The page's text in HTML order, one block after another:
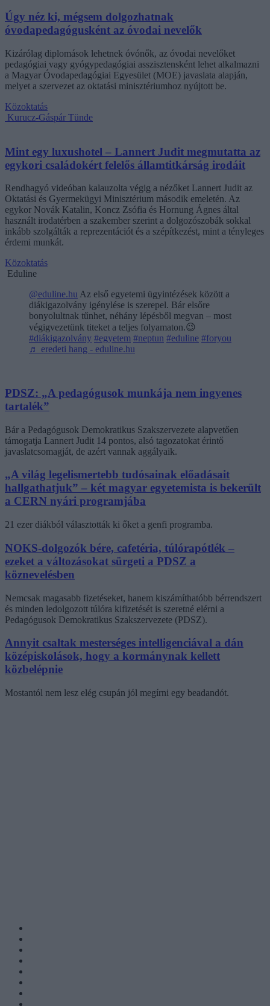
Úgy néz ki, mégsem dolgozhatnak
óvodapedagógusként az óvodai nevelők
Kizárólag diplomások lehetnek óvónők, az óvodai nevelőket
pedagógiai vagy gyógypedagógiai asszisztensként lehet alkalmazni
a Magyar Óvodapedagógiai Egyesület (MOE) javaslata alapján,
melyet a szervezet az oktatási minisztériumhoz nyújtott be.
Közoktatás
Kurucz-Gáspár Tünde
Mint egy luxushotel – Lannert Judit megmutatta az
egykori családokért felelős államtitkárság irodáit
Rendhagyó videóban kalauzolta végig a nézőket Lannert Judit az
Oktatási és Gyermekügyi Minisztérium második emeletén. Az
egykor Novák Katalin, Koncz Zsófia és Hornung Ágnes által
használt irodatérben a szakember szerint a dolgozószobák sokkal
inkább szolgálták a reprezentációt és a szépítkezést, mint a tényleges
érdemi munkát.
Közoktatás
Eduline
@eduline.hu Az első egyetemi ügyintézések között a
diákigazolvány igénylése is szerepel. Bár elsőre
bonyolultnak tűnhet, néhány lépésből megvan – most
végigvezetünk titeket a teljes folyamaton.😉
#diákigazolvány #egyetem #neptun #eduline #foryou
♬ eredeti hang - eduline.hu
PDSZ: „A pedagógusok munkája nem ingyenes
tartalék”
Bár a Pedagógusok Demokratikus Szakszervezete alapvetően
támogatja Lannert Judit 14 pontos, alsó tagozatokat érintő
javaslatcsomagját, de azért vannak aggályaik.
„A világ legelismertebb tudósainak előadásait
hallgathatjuk” – két magyar egyetemista is bekerült
a CERN nyári programjába
21 ezer diákból választották ki őket a genfi programba.
NOKS-dolgozók bére, cafetéria, túlórapótlék –
ezeket a változásokat sürgeti a PDSZ a
köznevelésben
Nemcsak magasabb fizetéseket, hanem kiszámíthatóbb bérrendszert
és minden ledolgozott túlóra kifizetését is szeretné elérni a
Pedagógusok Demokratikus Szakszervezete (PDSZ).
Annyit csaltak mesterséges intelligenciával a dán
középiskolások, hogy a kormánynak kellett
közbelépnie
Mostantól nem lesz elég csupán jól megírni egy beadandót.